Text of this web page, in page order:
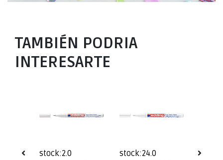
TAMBIÉN PODRIA
INTERESARTE
stock:2.0
stock:24.0